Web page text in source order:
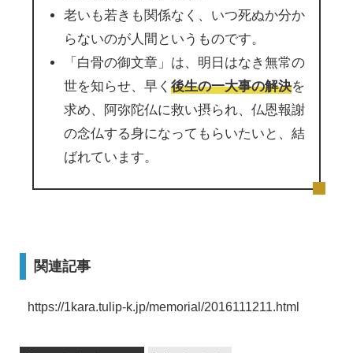
老いも若きも関係なく、いつ死ぬか分か
らないのが人間というものです。
「白骨の御文章」は、明日はなき無常の
世を知らせ、早く 後生の一大事の解決を
求め、阿弥陀仏に救い摂られ、仏恩報謝
の念仏する身になってもらいたいと、結
ばれています。
関連記事
https://1kara.tulip-k.jp/memorial/2016111211.html